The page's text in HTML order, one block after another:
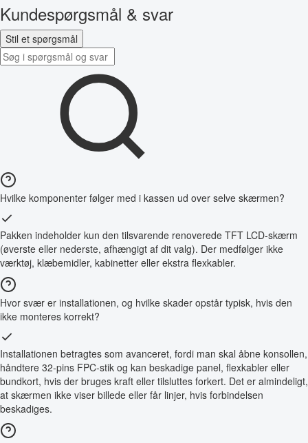
Kundespørgsmål & svar
Stil et spørgsmål
Hvilke komponenter følger med i kassen ud over selve skærmen?
Pakken indeholder kun den tilsvarende renoverede TFT LCD-skærm
(øverste eller nederste, afhængigt af dit valg). Der medfølger ikke
værktøj, klæbemidler, kabinetter eller ekstra flexkabler.
Hvor svær er installationen, og hvilke skader opstår typisk, hvis den
ikke monteres korrekt?
Installationen betragtes som avanceret, fordi man skal åbne konsollen,
håndtere 32-pins FPC-stik og kan beskadige panel, flexkabler eller
bundkort, hvis der bruges kraft eller tilsluttes forkert. Det er almindeligt,
at skærmen ikke viser billede eller får linjer, hvis forbindelsen
beskadiges.